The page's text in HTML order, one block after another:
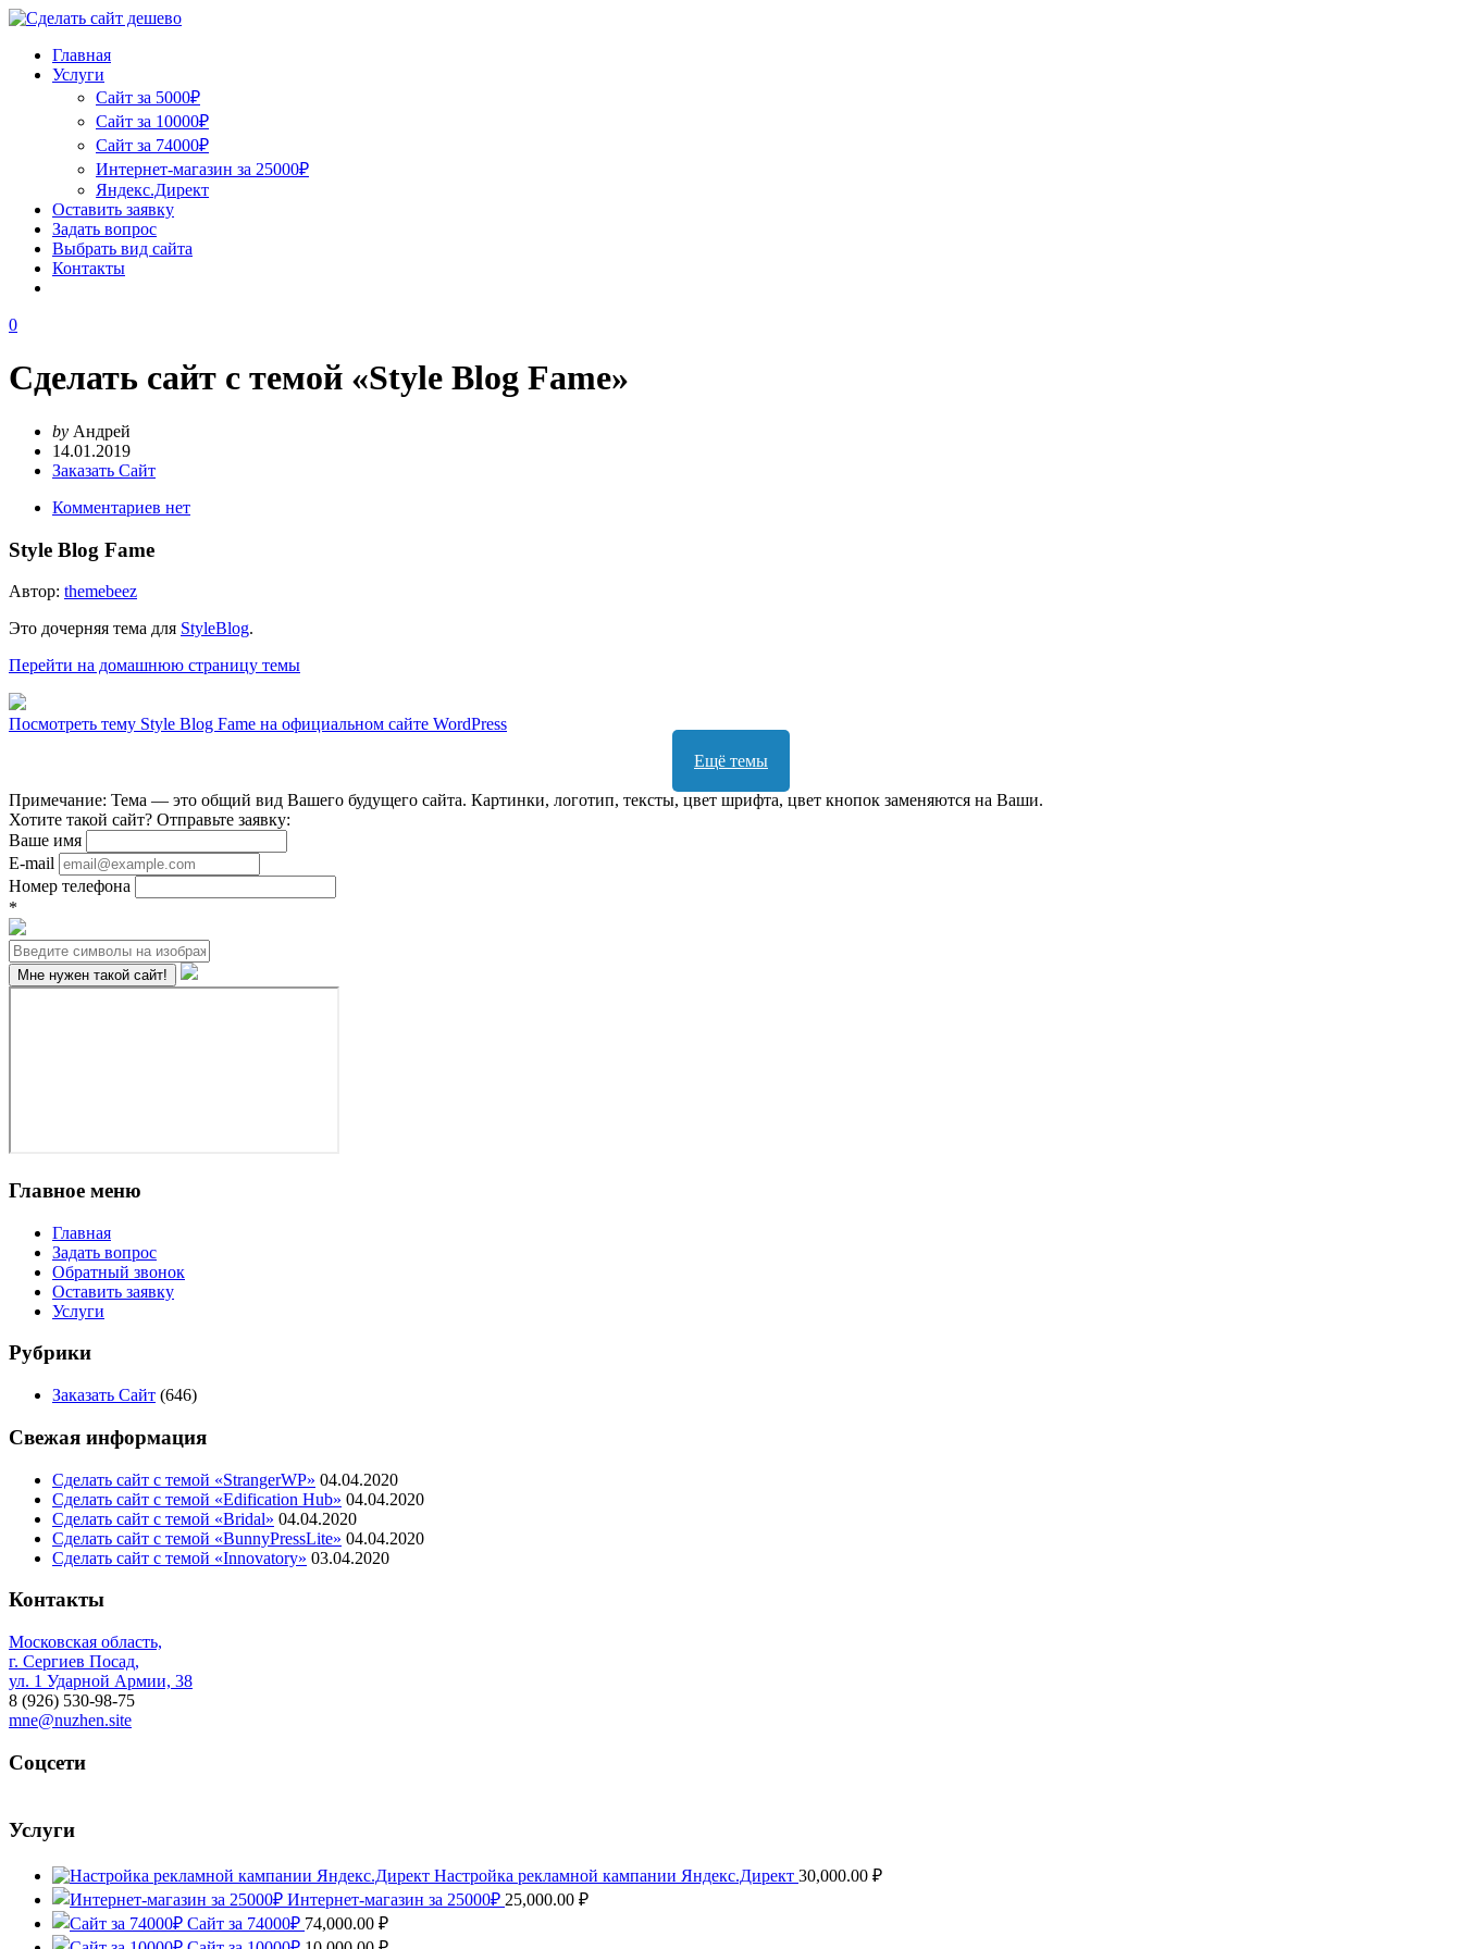
Главная
Услуги
Сайт за 5000₽
Сайт за 10000₽
Сайт за 74000₽
Интернет-магазин за 25000₽
Яндекс.Директ
Оставить заявку
Задать вопрос
Выбрать вид сайта
Контакты
0
Сделать сайт с темой «Style Blog Fame»
by Андрей
14.01.2019
Заказать Сайт
Комментариев нет
Style Blog Fame
Автор: themebeez
Это дочерняя тема для StyleBlog.
Перейти на домашнюю страницу темы
Посмотреть тему Style Blog Fame на официальном сайте WordPress
Ещё темы
Примечание: Тема — это общий вид Вашего будущего сайта. Картинки, логотип, тексты, цвет шрифта, цвет кнопок заменяются на Ваши.
Хотите такой сайт? Отправьте заявку:
Ваше имя
E-mail
Номер телефона
*
Главное меню
Главная
Задать вопрос
Обратный звонок
Оставить заявку
Услуги
Рубрики
Заказать Сайт (646)
Свежая информация
Сделать сайт с темой «StrangerWP» 04.04.2020
Сделать сайт с темой «Edification Hub» 04.04.2020
Сделать сайт с темой «Bridal» 04.04.2020
Сделать сайт с темой «BunnyPressLite» 04.04.2020
Сделать сайт с темой «Innovatory» 03.04.2020
Контакты
Московская область,
г. Сергиев Посад,
ул. 1 Ударной Армии, 38
8 (926) 530-98-75
mne@nuzhen.site
Соцсети
Услуги
Настройка рекламной кампании Яндекс.Директ 30,000.00 ₽
Интернет-магазин за 25000₽ 25,000.00 ₽
Сайт за 74000₽ 74,000.00 ₽